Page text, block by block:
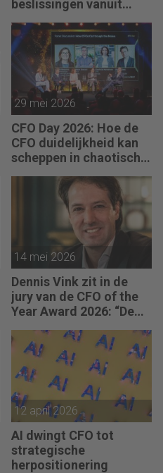
beslissingen vanuit
visie.”
29 mei 2026
CFO Day 2026: Hoe de
CFO duidelijkheid kan
scheppen in chaotische
14 mei 2026
Dennis Vink zit in de
jury van de CFO of the
Year Award 2026: “De
balanceert emotionele
intelligentie feilloos
met ijzeren
administratieve
discipline.”
12 april 2026
AI dwingt CFO tot
strategische
herpositionering